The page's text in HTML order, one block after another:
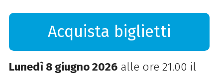
Acquista biglietti
Lunedì 8 giugno 2026alle ore 21.00 il